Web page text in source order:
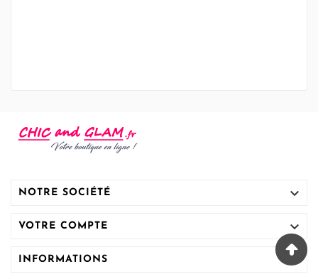
NOTRE SOCIÉTÉ 
VOTRE COMPTE 
INFORMATIONS 